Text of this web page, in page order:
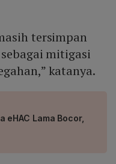
tersimpan
mitigasi
katanya.
eHAC Lama Bocor,